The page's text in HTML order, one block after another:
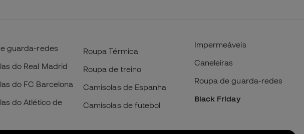
guarda-redes
do Real Madrid
do FC Barcelona
do Atlético de
Roupa Térmica
Roupa de treino
Camisolas de Espanha
Camisolas de futebol
Impermeáveis
Caneleiras
Roupa de guarda-redes
Black Friday